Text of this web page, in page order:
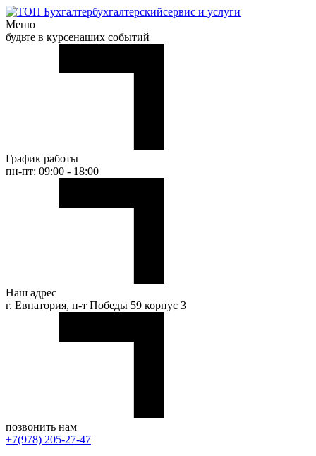
бухгалтерскийсервис и услуги
Меню
будьте в курсенаших событий
График работы
пн-пт: 09:00 - 18:00
Наш адрес
г. Евпатория, п-т Победы 59 корпус 3
позвонить нам
+7(978) 205-27-47